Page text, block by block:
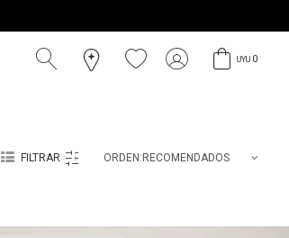
UYU 0
 RECOMENDADOS